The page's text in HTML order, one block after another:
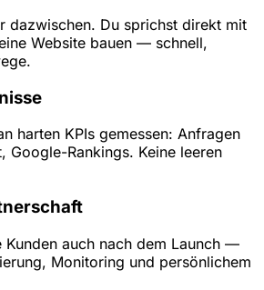
dazwischen. Du sprichst direkt mit
Website bauen — schnell,
harten KPIs gemessen: Anfragen
Google-Rankings. Keine leeren
Kunden auch nach dem Launch —
Monitoring und persönlichem